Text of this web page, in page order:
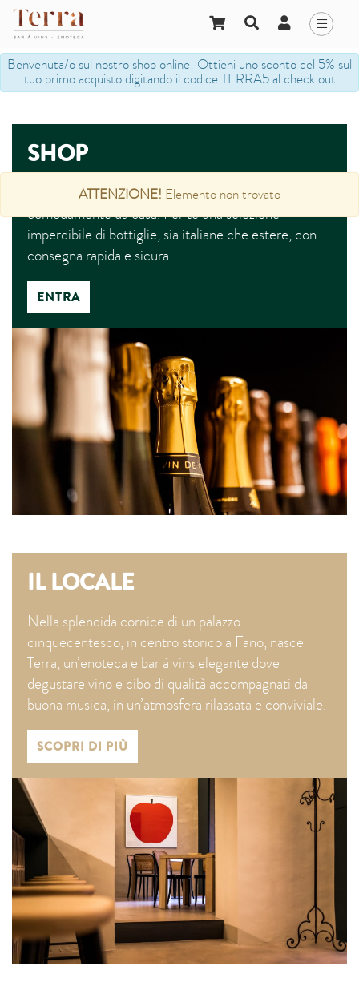
Benvenuta/o sul nostro shop online! Ottieni uno sconto del 5% sul
tuo primo acquisto digitando il codice TERRA5 al check out
ATTENZIONE! Elemento non trovato
SHOP
Nel nostro shop online puoi effettuare i tuoi acquisti
comodamente da casa. Per te una selezione
imperdibile di bottiglie, sia italiane che estere, con
consegna rapida e sicura.
ENTRA
IL LOCALE
Nella splendida cornice di un palazzo
cinquecentesco, in centro storico a Fano, nasce
Terra, un’enoteca e bar à vins elegante dove
degustare vino e cibo di qualità accompagnati da
buona musica, in un’atmosfera rilassata e conviviale.
SCOPRI DI PIÙ